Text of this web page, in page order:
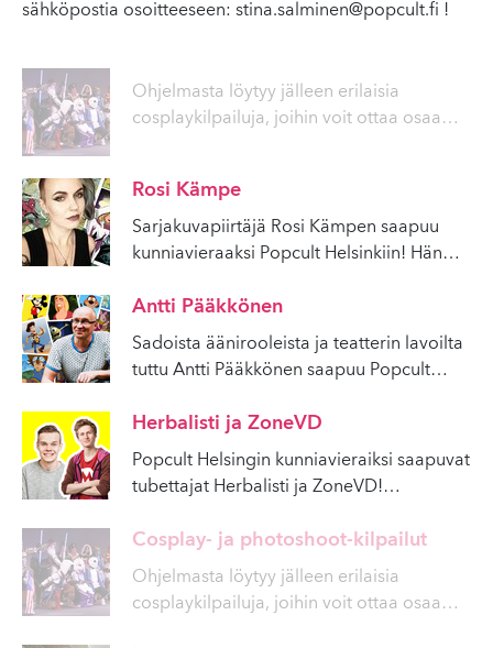
sähköpostia osoitteeseen: stina.salminen@popcult.fi !
Ohjelmasta löytyy jälleen erilaisia
cosplaykilpailuja, joihin voit ottaa osaa …
Rosi Kämpe
Sarjakuvapiirtäjä Rosi Kämpen saapuu
kunniavieraaksi Popcult Helsinkiin! Hän…
Antti Pääkkönen
Sadoista äänirooleista ja teatterin lavoilta
tuttu Antti Pääkkönen saapuu Popcult…
Herbalisti ja ZoneVD
Popcult Helsingin kunniavieraiksi saapuvat
tubettajat Herbalisti ja ZoneVD!…
Cosplay- ja photoshoot-kilpailut
Ohjelmasta löytyy jälleen erilaisia
cosplaykilpailuja, joihin voit ottaa osaa …